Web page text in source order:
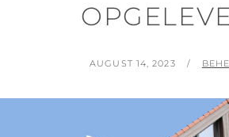
POSTED
AUGUST 14, 2023 BY